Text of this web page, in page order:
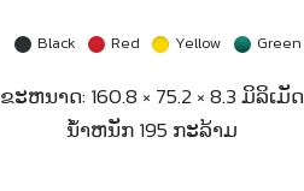
Black Red Yellow Green
ຂະຫນາດ: 160.8 × 75.2 × 8.3 ມິລິເມັດ
ນ້ຳຫນັກ 195 ກະລ້າມ